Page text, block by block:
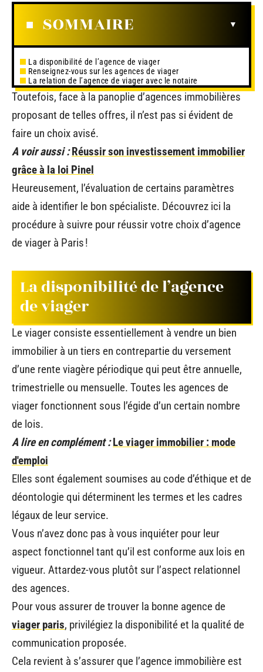
SOMMAIRE
La disponibilité de l’agence de viager
Renseignez-vous sur les agences de viager
La relation de l’agence de viager avec le notaire
Toutefois, face à la panoplie d’agences immobilières
proposant de telles offres, il n’est pas si évident de
faire un choix avisé.
A voir aussi : Réussir son investissement immobilier
grâce à la loi Pinel
Heureusement, l’évaluation de certains paramètres
aide à identifier le bon spécialiste. Découvrez ici la
procédure à suivre pour réussir votre choix d’agence
de viager à Paris !
La disponibilité de l’agence
de viager
Le viager consiste essentiellement à vendre un bien
immobilier à un tiers en contrepartie du versement
d’une rente viagère périodique qui peut être annuelle,
trimestrielle ou mensuelle. Toutes les agences de
viager fonctionnent sous l’égide d’un certain nombre
de lois.
A lire en complément : Le viager immobilier : mode
d'emploi
Elles sont également soumises au code d’éthique et de
déontologie qui déterminent les termes et les cadres
légaux de leur service.
Vous n’avez donc pas à vous inquiéter pour leur
aspect fonctionnel tant qu’il est conforme aux lois en
vigueur. Attardez-vous plutôt sur l’aspect relationnel
des agences.
Pour vous assurer de trouver la bonne agence de
viager paris, privilégiez la disponibilité et la qualité de
communication proposée.
Cela revient à s’assurer que l’agence immobilière est